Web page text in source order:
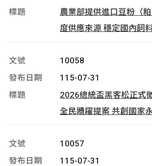
農業部提供進口豆粉（
度供應來源 穩定國內飼
10058
115-07-31
2026總統盃黑客松正式
全民踴躍提案 共創國家
10057
115-07-31